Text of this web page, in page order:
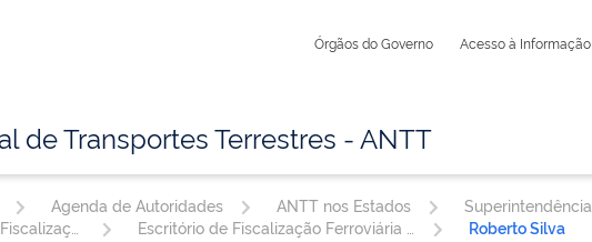
Órgãos do Governo Acesso à Informação
de Transportes Terrestres - ANTT
Agenda de Autoridades ANTT nos Estados
Roberto Silva